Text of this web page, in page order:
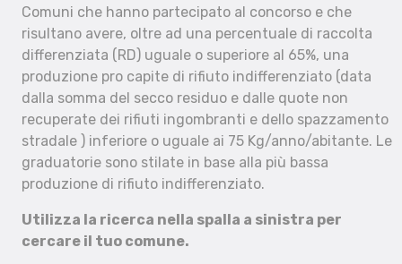
Comuni che hanno partecipato al concorso e che
risultano avere, oltre ad una percentuale di raccolta
differenziata (RD) uguale o superiore al 65%, una
produzione pro capite di rifiuto indifferenziato (data
dalla somma del secco residuo e dalle quote non
recuperate dei rifiuti ingombranti e dello spazzamento
stradale ) inferiore o uguale ai 75 Kg/anno/abitante. Le
graduatorie sono stilate in base alla più bassa
produzione di rifiuto indifferenziato.
Utilizza la ricerca nella spalla a sinistra per
cercare il tuo comune.